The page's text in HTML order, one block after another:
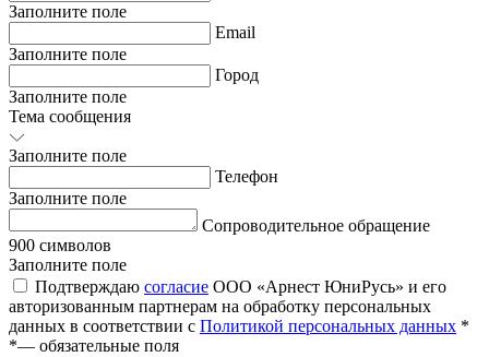
Заполните поле
Email
Заполните поле
Город
Заполните поле
Тема сообщения
Заполните поле
Телефон
Заполните поле
Сопроводительное обращение
900 символов
Заполните поле
Подтверждаю согласие ООО «Арнест ЮниРусь» и его
авторизованным партнерам на обработку персональных
данных в соответствии с Политикой персональных данных *
*— обязательные поля